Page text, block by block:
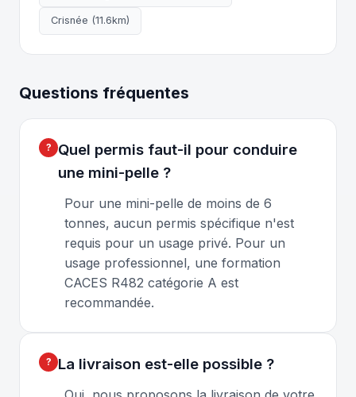
Crisnée (11.6km)
Questions fréquentes
Quel permis faut-il pour conduire
une mini-pelle ?
Pour une mini-pelle de moins de 6
tonnes, aucun permis spécifique n'est
requis pour un usage privé. Pour un
usage professionnel, une formation
CACES R482 catégorie A est
recommandée.
La livraison est-elle possible ?